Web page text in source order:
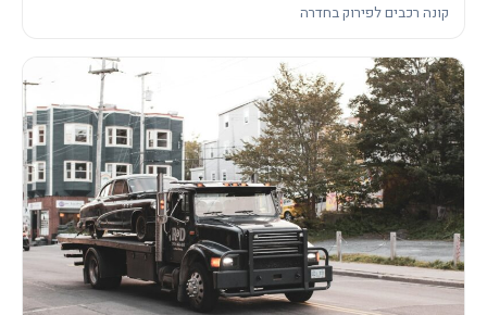
קונה רכבים לפירוק בחדרה